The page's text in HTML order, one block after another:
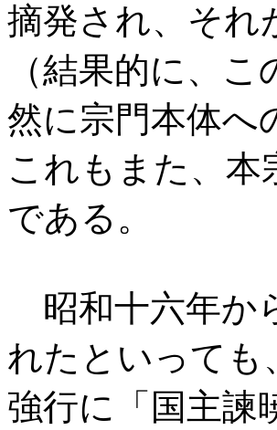
摘発され、それ
（結果的に、
然に宗門本体へ
これもまた、本
である。
昭和十六年か
れたといっても
強行に「国主諫